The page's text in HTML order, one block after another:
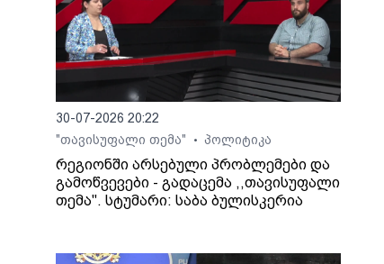
30-07-2026 20:22
"თავისუფალი თემა"
• პოლიტიკა
რეგიონში არსებული პრობლემები და
გამოწვევები - გადაცემა ,,თავისუფალი
თემა". სტუმარი: საბა ბულისკერია